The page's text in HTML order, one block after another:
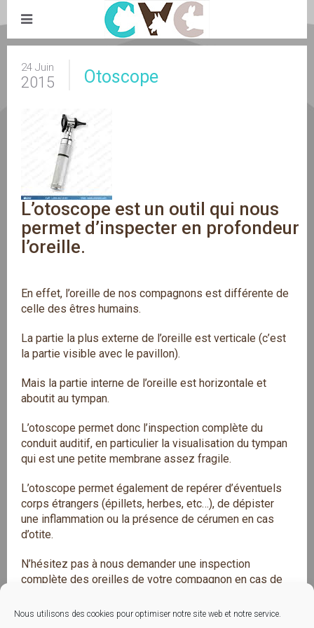
Nous utilisons des cookies pour optimiser notre site web et notre service.
24 Juin
2015 Otoscope
L’otoscope est un outil qui nous
permet d’inspecter en profondeur
l’oreille.
En effet, l’oreille de nos compagnons est différente de
celle des êtres humains.
La partie la plus externe de l’oreille est verticale (c’est
la partie visible avec le pavillon).
Mais la partie interne de l’oreille est horizontale et
aboutit au tympan.
L’otoscope permet donc l’inspection complète du
conduit auditif, en particulier la visualisation du tympan
qui est une petite membrane assez fragile.
L’otoscope permet également de repérer d’éventuels
corps étrangers (épillets, herbes, etc…), de dépister
une inflammation ou la présence de cérumen en cas
d’otite.
N’hésitez pas à nous demander une inspection
complète des oreilles de votre compagnon en cas de